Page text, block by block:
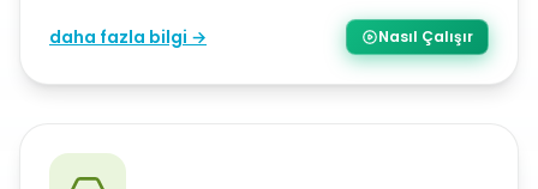
daha fazla bilgi → Nasıl Çalışır